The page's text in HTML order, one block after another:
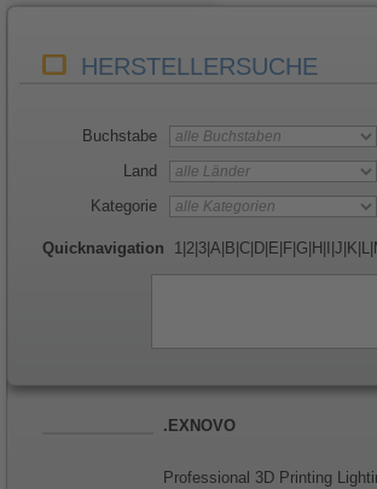
HERSTELLERSUCHE
Buchstabe
Land
Kategorie
Quicknavigation 1 2 3 A B C D E F G H J K L
.EXNOVO
Professional 3D Printing